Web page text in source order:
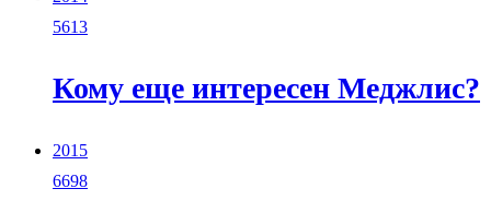
5613
Кому еще интересен Меджлис?
2015
6698